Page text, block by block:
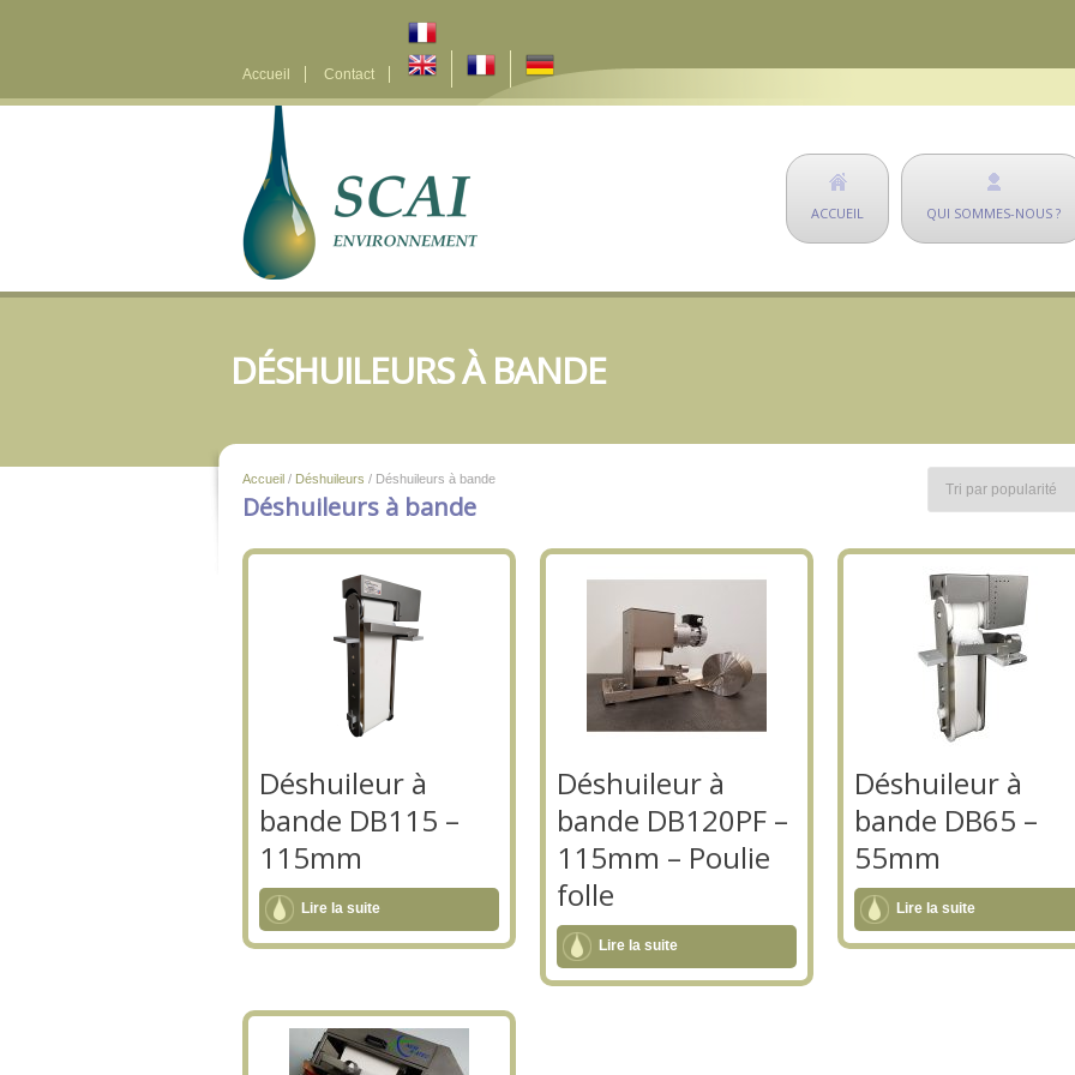
Accueil Contact
ACCUEIL QUI SOMMES-NOUS ?
DÉSHUILEURS À BANDE
Accueil / Déshuileurs / Déshuileurs à bande
Déshuileurs à bande
Déshuileur à
bande DB115 –
115mm
Lire la suite
Déshuileur à
bande DB120PF –
115mm – Poulie
folle
Lire la suite
Déshuileur à
bande DB65 –
55mm
Lire la suite